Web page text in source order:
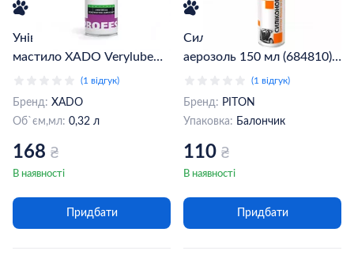
Універсальне проникаюче
мастило XADO Verylube
320 мл (балон 405 мл)
(ХВ40003)
(1 відгук)
Бренд: XADO
Об`єм,мл: 0,32 л
168 ₴
В наявності
Придбати
Силіконова змазка PITON
аерозоль 150 мл (684810)
(1 відгук)
Бренд: PITON
Упаковка: Балончик
110 ₴
В наявності
Придбати